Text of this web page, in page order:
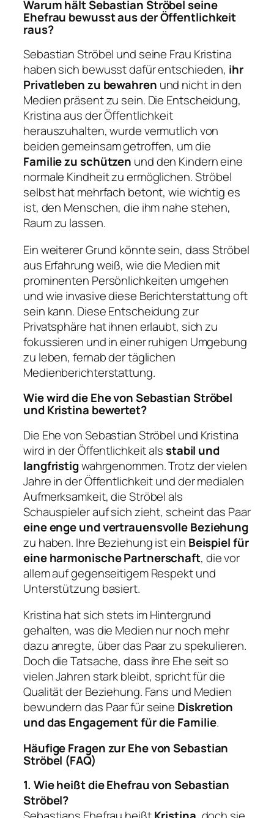
Warum hält Sebastian Ströbel seine
Ehefrau bewusst aus der Öffentlichkeit
raus?
Sebastian Ströbel und seine Frau Kristina
haben sich bewusst dafür entschieden, ihr
Privatleben zu bewahren und nicht in den
Medien präsent zu sein. Die Entscheidung,
Kristina aus der Öffentlichkeit
herauszuhalten, wurde vermutlich von
beiden gemeinsam getroffen, um die
Familie zu schützen und den Kindern eine
normale Kindheit zu ermöglichen. Ströbel
selbst hat mehrfach betont, wie wichtig es
ist, den Menschen, die ihm nahe stehen,
Raum zu lassen.
Ein weiterer Grund könnte sein, dass Ströbel
aus Erfahrung weiß, wie die Medien mit
prominenten Persönlichkeiten umgehen
und wie invasive diese Berichterstattung oft
sein kann. Diese Entscheidung zur
Privatsphäre hat ihnen erlaubt, sich zu
fokussieren und in einer ruhigen Umgebung
zu leben, fernab der täglichen
Medienberichterstattung.
Wie wird die Ehe von Sebastian Ströbel
und Kristina bewertet?
Die Ehe von Sebastian Ströbel und Kristina
wird in der Öffentlichkeit alsstabil und
langfristigwahrgenommen. Trotz der vielen
Jahre in der Öffentlichkeit und der medialen
Aufmerksamkeit, die Ströbel als
Schauspieler auf sich zieht, scheint das Paar
eine enge und vertrauensvolle Beziehung
zu haben. Ihre Beziehung ist ein Beispiel für
eine harmonische Partnerschaft, die vor
allem auf gegenseitigem Respekt und
Unterstützung basiert.
Kristina hat sich stets im Hintergrund
gehalten, was die Medien nur noch mehr
dazu anregte, über das Paar zu spekulieren.
Doch die Tatsache, dass ihre Ehe seit so
vielen Jahren stark bleibt, spricht für die
Qualität der Beziehung. Fans und Medien
bewundern das Paar für seine Diskretion
und das Engagement für die Familie.
Häufige Fragen zur Ehe von Sebastian
Ströbel (FAQ)
1. Wie heißt die Ehefrau von Sebastian
Ströbel?